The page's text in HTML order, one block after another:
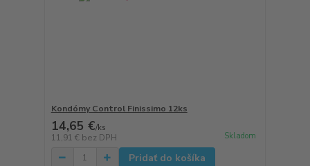
Kondómy Control Finissimo 12ks
14,65 €/ks
11,91 € bez DPH Skladom
Pridať do košíka